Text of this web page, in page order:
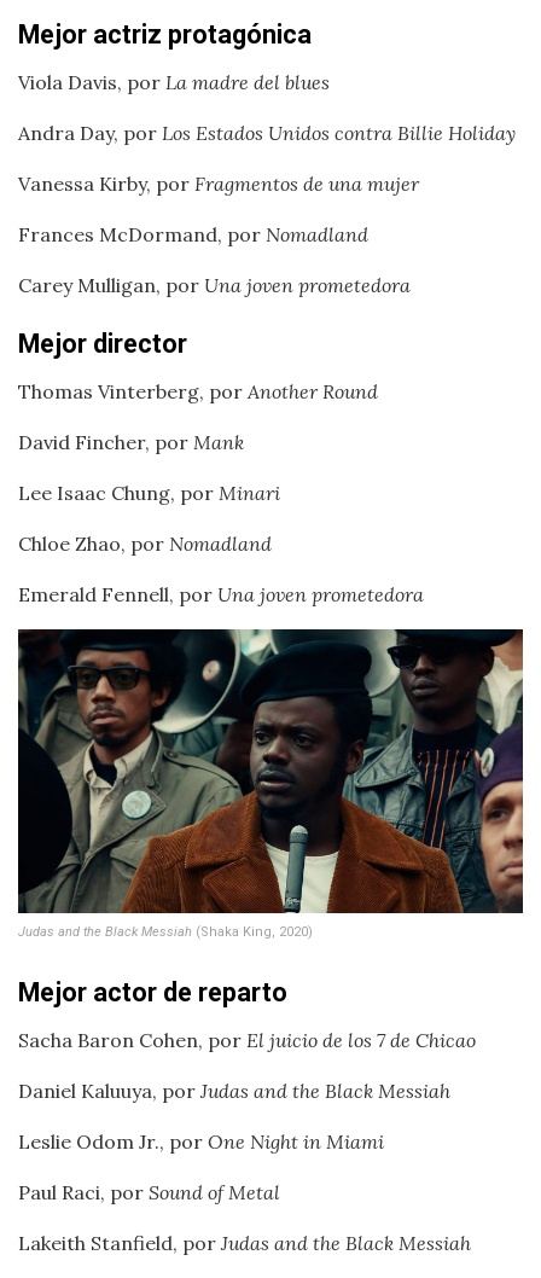
Mejor actriz protagónica
Viola Davis, por La madre del blues
Andra Day, por Los Estados Unidos contra Billie Holiday
Vanessa Kirby, por Fragmentos de una mujer
Frances McDormand, por Nomadland
Carey Mulligan, por Una joven prometedora
Mejor director
Thomas Vinterberg, porAnother Round
David Fincher, por Mank
Lee Isaac Chung, por Minari
Chloe Zhao, por Nomadland
Emerald Fennell, por Una joven prometedora
Judas and the Black Messiah (Shaka King, 2020)
Mejor actor de reparto
Sacha Baron Cohen, por El juicio de los 7 de Chicao
Daniel Kaluuya, por Judas and the Black Messiah
Leslie Odom Jr., por One Night in Miami
Paul Raci, por Sound of Metal
Lakeith Stanfield, por Judas and the Black Messiah